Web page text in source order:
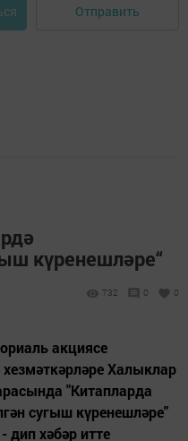
Отправить
күренешләре“
732 0 0
акциясе
Халыклар
"Китапларда
сугыш күренешләре"
дип хәбәр итте